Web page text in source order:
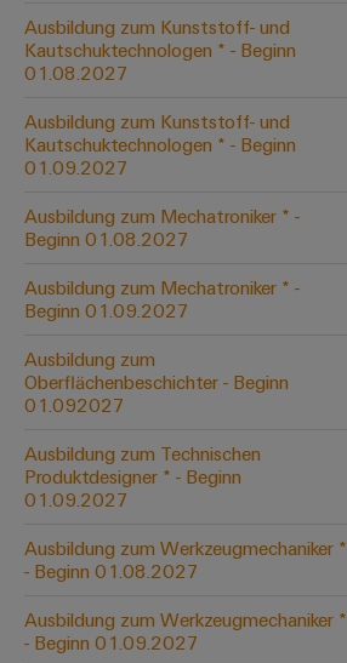
Öl
&
Sicherer
Betrieb
mit
Lösungen
für
Prozessindustrie
Mehr
Ressourceneffizienz
durch
Schaltschrankbau
Lösungen
die
Herausforderungen
Schaltschrankbau
Industrial
Automation
Industrial
IoT
Industrial
Security
Industrial
Service
Platform
easyConnect
Regler
Gerätehersteller
Leiterplattensteckverbinder
&
I/O-
Systeme
Industrial
Ethernet
Touch-
Panels
Engineering-
Visualisierungstools
Energiemessung
und
Smart
Metering
Weidmüller
AI
Webinare
PSIRT
Digitale
Bestellmöglichkeiten
eShop
OCI-
EDI-
Schnittstelle
ALLE
SERVICES
Automation
Solution
finden
Solution
Partner
-
Systemintegratoren
Messen
&
Globale
Messen
&
Events
Stellenbörse
Ausbildung zum Kunststoff- und
Kautschuktechnologen * - Beginn
01.08.2027
Ausbildung zum Kunststoff- und
Kautschuktechnologen * - Beginn
01.09.2027
Ausbildung zum Mechatroniker * -
Beginn 01.08.2027
Ausbildung zum Mechatroniker * -
Beginn 01.09.2027
Ausbildung zum
Oberflächenbeschichter - Beginn
01.092027
Ausbildung zum Technischen
Produktdesigner * - Beginn
01.09.2027
Ausbildung zum Werkzeugmechaniker *
- Beginn 01.08.2027
Ausbildung zum Werkzeugmechaniker *
- Beginn 01.09.2027